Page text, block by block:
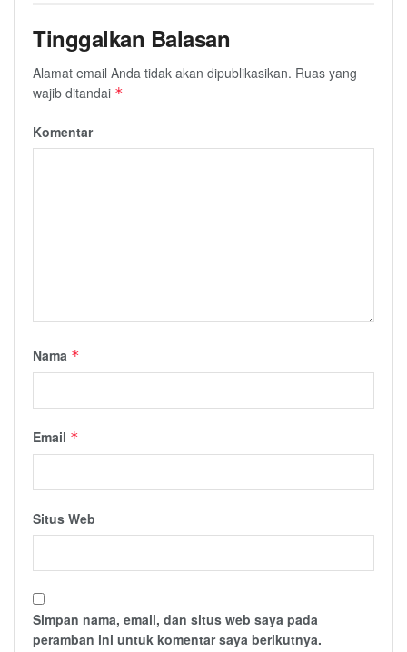
Tinggalkan Balasan
Alamat email Anda tidak akan dipublikasikan. Ruas yang
wajib ditandai *
Komentar
Nama *
Email *
Situs Web
Simpan nama, email, dan situs web saya pada
peramban ini untuk komentar saya berikutnya.